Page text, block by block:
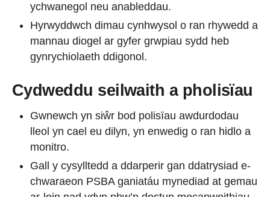
ychwanegol neu anableddau.
Hyrwyddwch dimau cynhwysol o ran rhywedd a
mannau diogel ar gyfer grwpiau sydd heb
gynrychiolaeth ddigonol.
Cydweddu seilwaith a pholisïau
Gwnewch yn siŵr bod polisïau awdurdodau
lleol yn cael eu dilyn, yn enwedig o ran hidlo a
monitro.
Gall y cysylltedd a ddarperir gan ddatrysiad e-
chwaraeon PSBA ganiatáu mynediad at gemau